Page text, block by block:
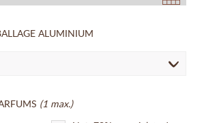
ALUMINIUM
(1 max.)